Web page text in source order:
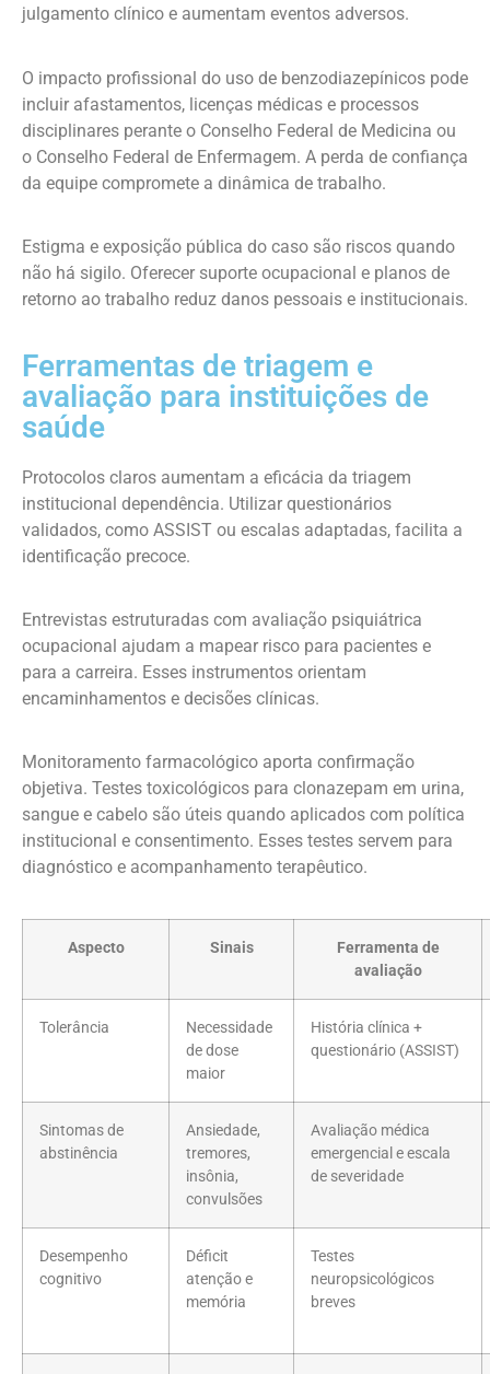
julgamento clínico e aumentam eventos adversos.
O impacto profissional do uso de benzodiazepínicos pode
incluir afastamentos, licenças médicas e processos
disciplinares perante o Conselho Federal de Medicina ou
o Conselho Federal de Enfermagem. A perda de confiança
da equipe compromete a dinâmica de trabalho.
Estigma e exposição pública do caso são riscos quando
não há sigilo. Oferecer suporte ocupacional e planos de
retorno ao trabalho reduz danos pessoais e institucionais.
Ferramentas de triagem e
avaliação para instituições de
saúde
Protocolos claros aumentam a eficácia da triagem
institucional dependência. Utilizar questionários
validados, como ASSIST ou escalas adaptadas, facilita a
identificação precoce.
Entrevistas estruturadas com avaliação psiquiátrica
ocupacional ajudam a mapear risco para pacientes e
para a carreira. Esses instrumentos orientam
encaminhamentos e decisões clínicas.
Monitoramento farmacológico aporta confirmação
objetiva. Testes toxicológicos para clonazepam em urina,
sangue e cabelo são úteis quando aplicados com política
institucional e consentimento. Esses testes servem para
diagnóstico e acompanhamento terapêutico.
Aspecto Sinais
Ferramenta de
avaliação
Tolerância
Necessidade
de dose
maior
História clínica +
questionário (ASSIST)
Sintomas de
abstinência
Ansiedade,
tremores,
insônia,
convulsões
Avaliação médica
emergencial e escala
de severidade
Desempenho
cognitivo
Déficit
atenção e
memória
Testes
neuropsicológicos
breves